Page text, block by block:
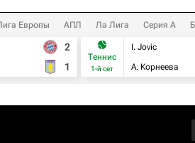
Европы АПЛ Ла Лига Серия А
2
1
Теннис
1-й сет
I. Jovic
А. Корнеева